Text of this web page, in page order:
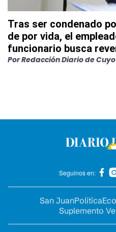
Tras ser condenado
de por vida, el
funcionario busca
PorRedacción Diario de Cuyo
Seguinos en:
San JuanPolítica
Suplemento